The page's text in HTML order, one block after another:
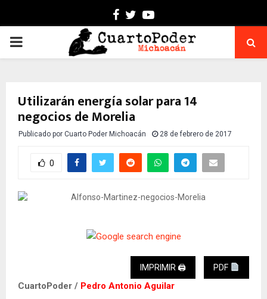
Facebook
TwitterYoutube
PRIMARY
Utilizarán energía solar para 14
negocios de Morelia
Publicado por Cuarto Poder Michoacán 28 de febrero de 2017
0
IMPRIMIR 🖨 PDF
CuartoPoder / Pedro Antonio Aguilar